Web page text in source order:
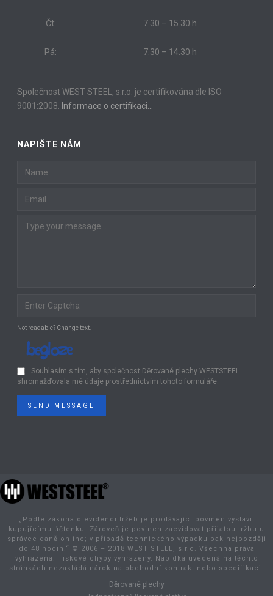
Čt: 7.30 – 15.30 h
Pá: 7.30 – 14.30 h
Společnost WEST STEEL, s.r.o. je certifikována dle ISO
9001:2008.
Informace o certifikaci…
NAPIŠTE NÁM
Not readable? Change text.
Souhlasím s tím, aby společnost Děrované plechy WESTSTEEL
shromažďovala mé údaje prostřednictvím tohoto formuláře.
SEND MESSAGE
„Podle zákona o evidenci tržeb je prodávající povinen vystavit
kupujícímu účtenku. Zároveň je povinen zaevidovat přijatou tržbu u
správce daně online; v případě technického výpadku pak nejpozději
do 48 hodin.“ © 2006 – 2018 WEST STEEL, s.r.o. Všechna práva
vyhrazena. Tiskové chyby vyhrazeny. Nabídka uvedená na těchto
stránkách nezakládá nárok na obchodní kontrakt nebo specifikaci.
Děrované plechy